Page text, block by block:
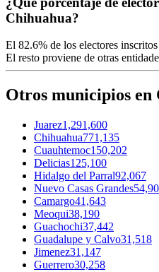
Chihuahua?
El 82.6% de los electores
El resto proviene de otras
Otros municipios en
Juarez1,291,600
Chihuahua771,135
Cuauhtemoc150,202
Delicias125,100
Hidalgo del Parral92,067
Nuevo Casas Grandes
Camargo41,643
Meoqui38,190
Guachochi37,442
Guadalupe y Calvo31,518
Jimenez31,147
Guerrero30,258